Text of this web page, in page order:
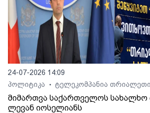
24-07-2026 14:09
პოლიტიკა
• ტელეკომპანია
მიმართვა საქართველოს სახალხო
ლევან იოსელიანს